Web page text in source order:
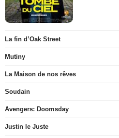
La fin d’Oak Street
Mutiny
La Maison de nos rêves
Soudain
Avengers: Doomsday
Justin le Juste